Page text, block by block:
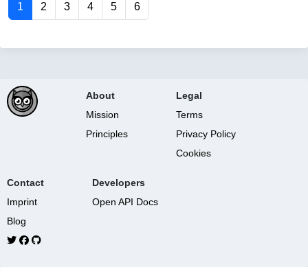
1 2 3 4 5 6
About
Mission
Principles
Legal
Terms
Privacy Policy
Cookies
Contact
Imprint
Blog
Developers
Open API Docs